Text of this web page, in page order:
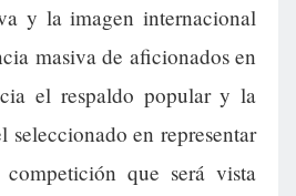
y la imagen internacional
masiva de aficionados en
el respaldo popular y la
seleccionado en representar
que será vista